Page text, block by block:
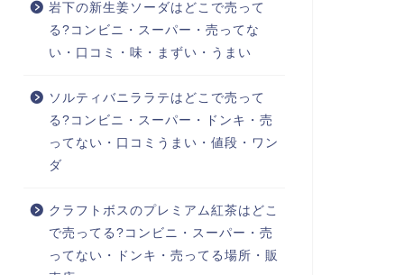
岩下の新生姜ソーダはどこで売って
る?コンビニ・スーパー・売ってな
い・口コミ・味・まずい・うまい
ソルティバニララテはどこで売って
る?コンビニ・スーパー・ドンキ・売
ってない・口コミうまい・値段・ワン
ダ
クラフトボスのプレミアム紅茶はどこ
で売ってる?コンビニ・スーパー・売
ってない・ドンキ・売ってる場所・販